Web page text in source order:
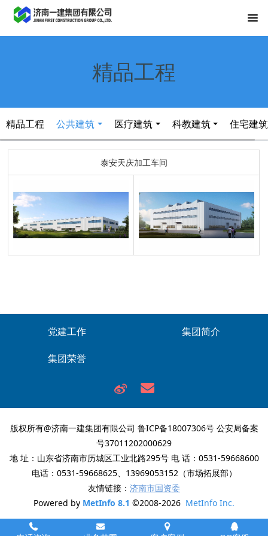
精品工程
精品工程 公共建筑 医疗建筑 科教建筑 住宅建筑
泰安天庆加工车间
党建工作 集团简介
集团荣誉
版权所有@济南一建集团有限公司 鲁ICP备18007306号公安局备案
号37011202000629
地 址：山东省济南市历城区工业北路295号 电 话：0531-59668600
电话：0531-59668625、13969053152（市场拓展部）
友情链接： 济南市国资委
Powered by MetInfo 8.1 ©2008-2026 MetInfo Inc.